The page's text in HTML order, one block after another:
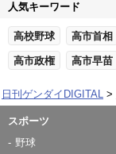
人気キーワード
高校野球 高市首相
高市政権 高市早苗
日刊ゲンダイDIGITAL
スポーツ
野球